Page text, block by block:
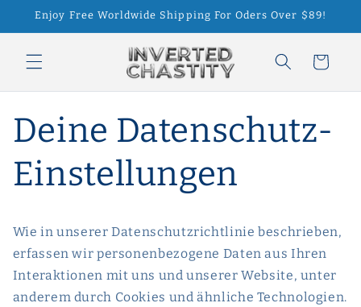
zum
Inhalt
Enjoy Free Worldwide Shipping For Oders Over $89!
Warenkorb
Deine Datenschutz-
Einstellungen
Wie in unserer Datenschutzrichtlinie beschrieben,
erfassen wir personenbezogene Daten aus Ihren
Interaktionen mit uns und unserer Website, unter
anderem durch Cookies und ähnliche Technologien.